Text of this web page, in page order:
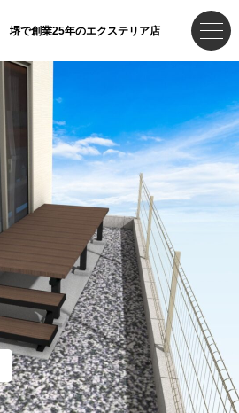
堺で創業25年のエクステリア店